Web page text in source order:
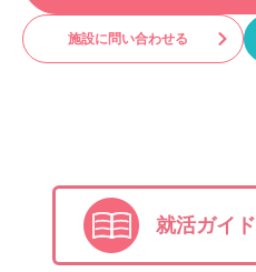
施設に問い合わせる
就活ガイド